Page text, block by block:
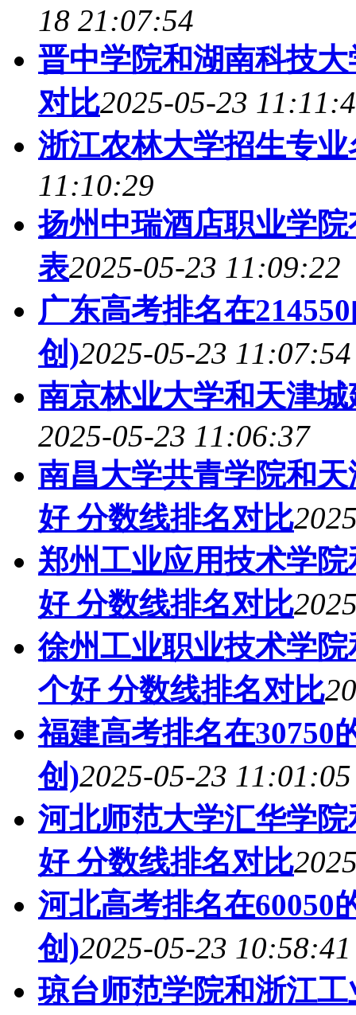
18 21:07:54
晋中学院和湖南科技
对比2025-05-23
浙江农林大学招生专
11:10:29
扬州中瑞酒店职业学
表2025-05-23 11:09:22
广东高考排名在
创)2025-05-23 11:07:54
南京林业大学和天津
2025-05-23 11:06:37
南昌大学共青学院和
好 分数线排名对比
郑州工业应用技术学
好 分数线排名对比
徐州工业职业技术学
个好 分数线排名对比
福建高考排名在30750
创)2025-05-23 11:01:05
河北师范大学汇华学
好 分数线排名对比
河北高考排名在60050
创)2025-05-23 10:58:41
琼台师范学院和浙江